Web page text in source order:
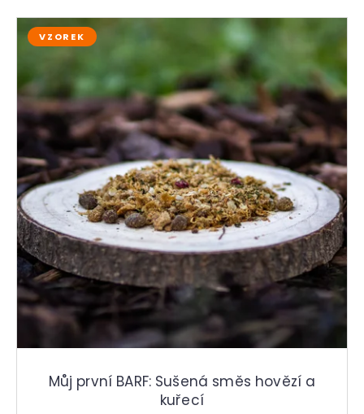
VZOREK
Můj první BARF: Sušená směs hovězí a
kuřecí